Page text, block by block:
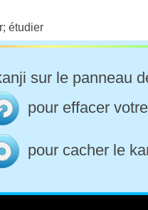
étudier
sur le panneau
pour effacer
pour cacher le